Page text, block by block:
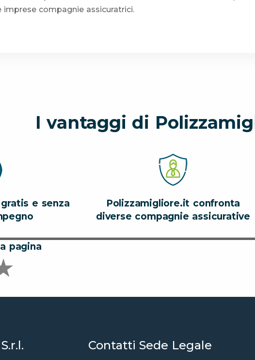
imprese compagnie assicuratrici.
I vantaggi di
e senza
Polizzamigliore.it confronta
diverse compagnie assicurative
pagina
Contatti Sede Legale